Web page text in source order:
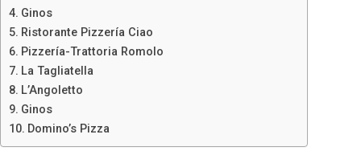
Ginos
Ristorante Pizzería Ciao
Pizzería-Trattoria Romolo
La Tagliatella
L’Angoletto
Ginos
Domino’s Pizza